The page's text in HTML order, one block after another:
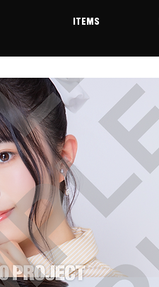
ITEMS